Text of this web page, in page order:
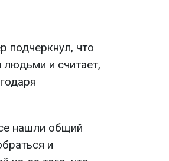
подчеркнул, что
и считает,
нашли общий
и